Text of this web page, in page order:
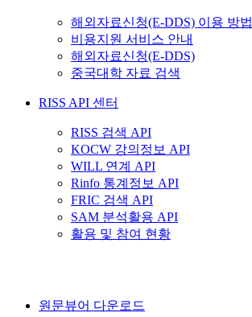
해외자료신청(E-DDS) 이용 방법
비용지원 서비스 안내
해외자료신청(E-DDS)
중국대학 자료 검색
RISS API 센터
RISS 검색 API
KOCW 강의정보 API
WILL 연계 API
Rinfo 통계정보 API
FRIC 검색 API
SAM 분석활용 API
활용 및 참여 현황
원문뷰어 다운로드